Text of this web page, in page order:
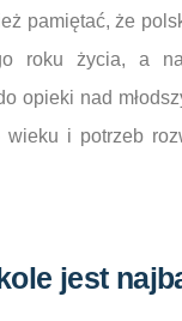
pamiętać, że
roku życia, a
opieki nad
wieku i potrzeb
jest